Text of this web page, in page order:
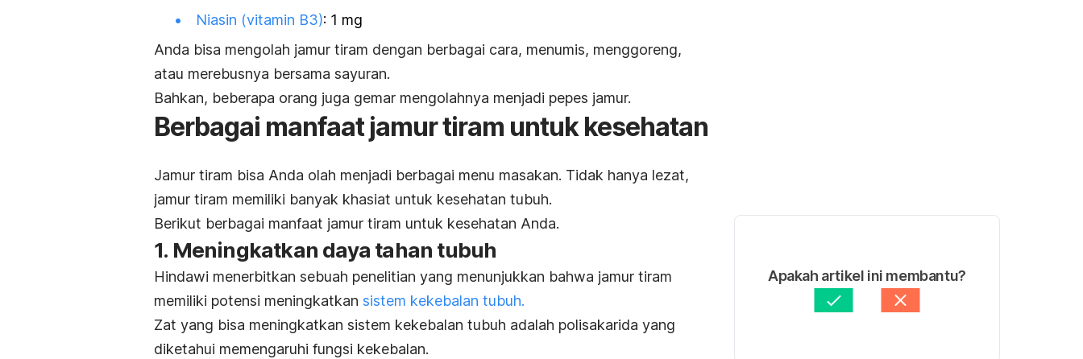
Niasin (vitamin B3): 1 mg
Anda bisa mengolah jamur tiram dengan berbagai cara, menumis, menggoreng,
atau merebusnya bersama sayuran.
Bahkan, beberapa orang juga gemar mengolahnya menjadi pepes jamur.
Berbagai manfaat jamur tiram untuk kesehatan
Jamur tiram bisa Anda olah menjadi berbagai menu masakan. Tidak hanya lezat,
jamur tiram memiliki banyak khasiat untuk kesehatan tubuh.
Berikut berbagai manfaat jamur tiram untuk kesehatan Anda.
1. Meningkatkan daya tahan tubuh
Hindawi menerbitkan sebuah penelitian yang menunjukkan bahwa jamur tiram
memiliki potensi meningkatkan sistem kekebalan tubuh.
Zat yang bisa meningkatkan sistem kekebalan tubuh adalah polisakarida yang
diketahui memengaruhi fungsi kekebalan.
Apakah artikel ini membantu?